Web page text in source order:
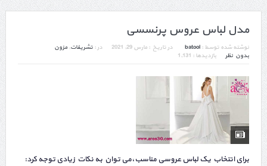
مدل لباس عروس پرنسسی
نوشته شده توسط : batool در تاریخ : مارس 29, 2021 در : تشریفات,مزون
بدون نظر
بازدیدها : 1,131
برای انتخاب یک لباس عروسی مناسب،می توان به نکات زیادی توجه کرد: